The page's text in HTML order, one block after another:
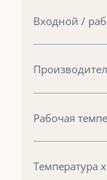
Входной /
Рабочая
Температура